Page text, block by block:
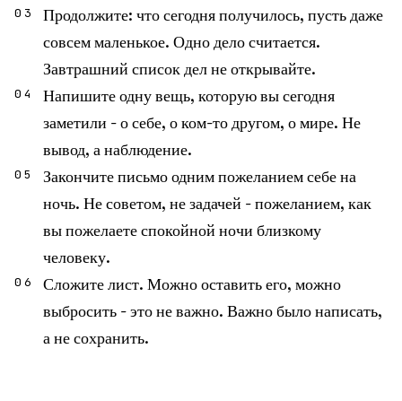
03
Продолжите: что сегодня получилось, пусть даже
совсем маленькое. Одно дело считается.
Завтрашний список дел не открывайте.
04
Напишите одну вещь, которую вы сегодня
заметили - о себе, о ком-то другом, о мире. Не
вывод, а наблюдение.
05
Закончите письмо одним пожеланием себе на
ночь. Не советом, не задачей - пожеланием, как
вы пожелаете спокойной ночи близкому
человеку.
06
Сложите лист. Можно оставить его, можно
выбросить - это не важно. Важно было написать,
а не сохранить.